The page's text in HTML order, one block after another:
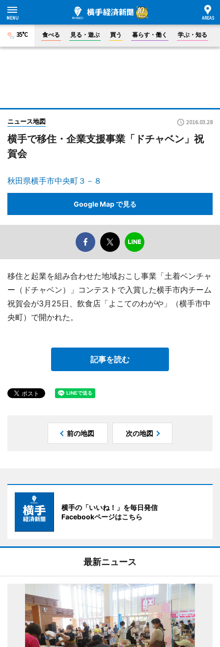
35°C 食べる 見る・遊ぶ 買う 暮らす・働く 学ぶ・知る
ニュース地図 2016.03.28
横手で移住・企業支援事業「ドチャベン」祝
賀会
秋田県横手市中央町３－８
Google Map で見る
移住と起業を組み合わせた地域おこし事業「土着ベンチャ
ー（ドチャベン）」コンテストで入賞した横手市内チーム
祝賀会が3月25日、飲食店「よこてのわがや」（横手市中
央町）で開かれた。
記事を読む
前の地図 次の地図
横手の「いいね！」を毎日発信
Facebookページはこちら
最新ニュース